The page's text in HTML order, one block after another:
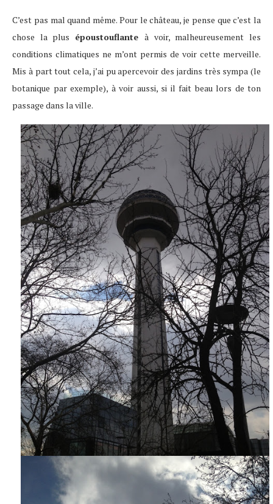
C’est pas mal quand même. Pour le château, je pense que c’est la
chose la plus époustouflante à voir, malheureusement les
conditions climatiques ne m’ont permis de voir cette merveille.
Mis à part tout cela, j’ai pu apercevoir des jardins très sympa (le
botanique par exemple), à voir aussi, si il fait beau lors de ton
passage dans la ville.